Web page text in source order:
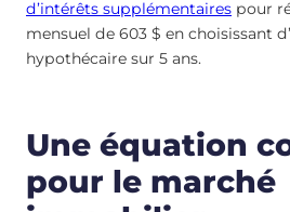
d’intérêts supplémentaires pour
mensuel de 603 $ en choisissant
hypothécaire sur 5 ans.
Une équation
pour le marché